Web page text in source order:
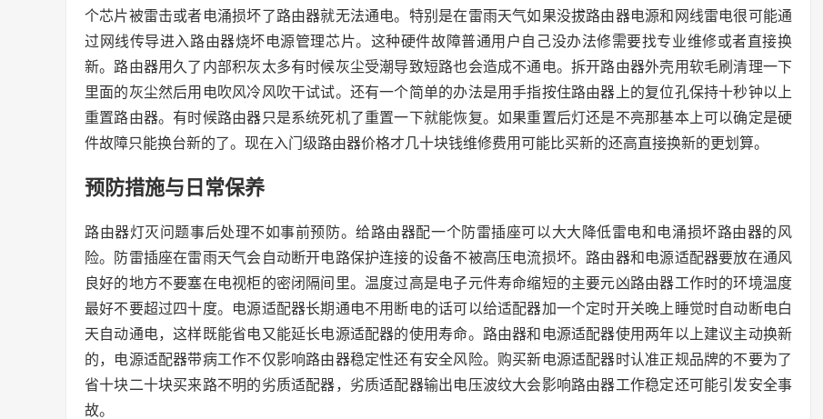
个芯片被雷击或者电涌损坏了路由器就无法通电。特别是在雷雨天气如果没拔路由器电源和网线雷电很可能通
过网线传导进入路由器烧坏电源管理芯片。这种硬件故障普通用户自己没办法修需要找专业维修或者直接换
新。路由器用久了内部积灰太多有时候灰尘受潮导致短路也会造成不通电。拆开路由器外壳用软毛刷清理一下
里面的灰尘然后用电吹风冷风吹干试试。还有一个简单的办法是用手指按住路由器上的复位孔保持十秒钟以上
重置路由器。有时候路由器只是系统死机了重置一下就能恢复。如果重置后灯还是不亮那基本上可以确定是硬
件故障只能换台新的了。现在入门级路由器价格才几十块钱维修费用可能比买新的还高直接换新的更划算。
预防措施与日常保养
路由器灯灭问题事后处理不如事前预防。给路由器配一个防雷插座可以大大降低雷电和电涌损坏路由器的风
险。防雷插座在雷雨天气会自动断开电路保护连接的设备不被高压电流损坏。路由器和电源适配器要放在通风
良好的地方不要塞在电视柜的密闭隔间里。温度过高是电子元件寿命缩短的主要元凶路由器工作时的环境温度
最好不要超过四十度。电源适配器长期通电不用断电的话可以给适配器加一个定时开关晚上睡觉时自动断电白
天自动通电，这样既能省电又能延长电源适配器的使用寿命。路由器和电源适配器使用两年以上建议主动换新
的，电源适配器带病工作不仅影响路由器稳定性还有安全风险。购买新电源适配器时认准正规品牌的不要为了
省十块二十块买来路不明的劣质适配器，劣质适配器输出电压波纹大会影响路由器工作稳定还可能引发安全事
故。